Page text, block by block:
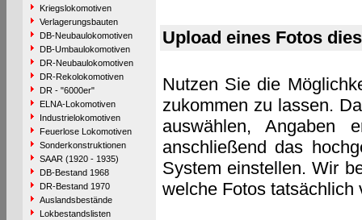
Kriegslokomotiven
Verlagerungsbauten
DB-Neubaulokomotiven
DB-Umbaulokomotiven
DR-Neubaulokomotiven
DR-Rekolokomotiven
DR - "6000er"
ELNA-Lokomotiven
Industrielokomotiven
Feuerlose Lokomotiven
Sonderkonstruktionen
SAAR (1920 - 1935)
DB-Bestand 1968
DR-Bestand 1970
Auslandsbestände
Lokbestandslisten
Upload eines Fotos
Nutzen Sie die
zukommen zu lassen.
auswählen, Angaben
anschließend das
System einstellen. Wir
welche Fotos tatsächlich